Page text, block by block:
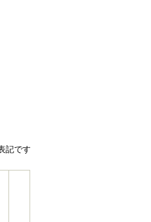
記です